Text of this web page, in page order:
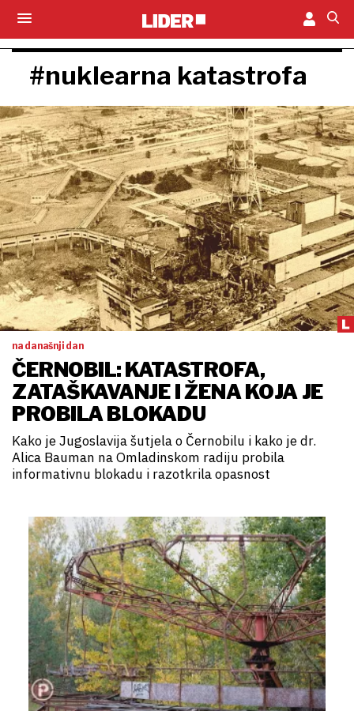
#nuklearna katastrofa
na današnji dan
ČERNOBIL: KATASTROFA,
ZATAŠKAVANJE I ŽENA KOJA JE
PROBILA BLOKADU
Kako je Jugoslavija šutjela o Černobilu i kako je dr.
Alica Bauman na Omladinskom radiju probila
informativnu blokadu i razotkrila opasnost